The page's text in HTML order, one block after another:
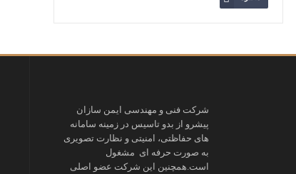
شرکت فنی و مهندسی ایمن سازان
پیشرو از بدو تاسیس در زمینه سامانه
های حفاظتی، امنیتی و نظارت تصویری
به صورت حرفه ای مشغول
است.همچنین این شرکت عضو اصلی